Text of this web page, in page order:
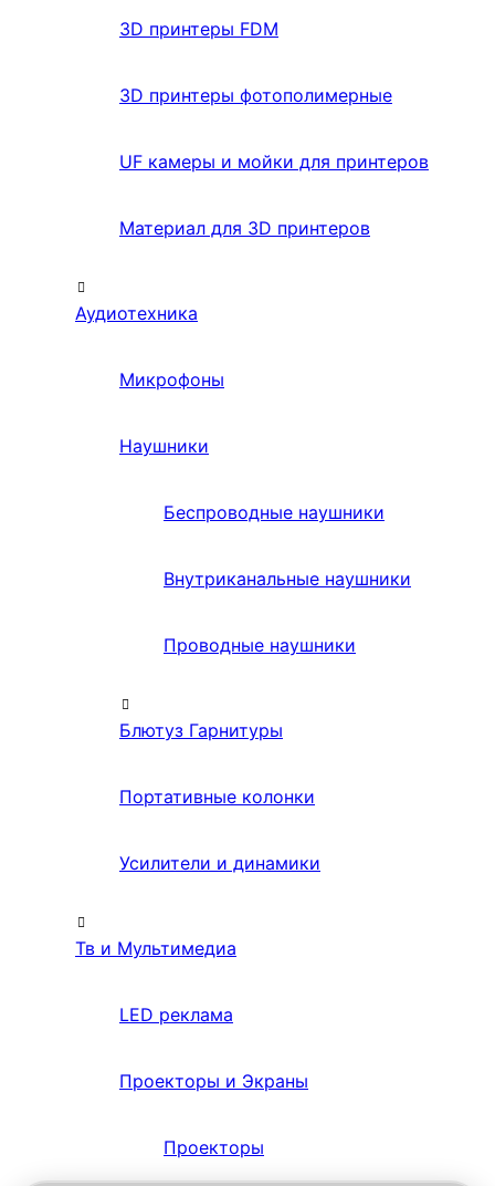
3D принтеры FDM
3D принтеры фотополимерные
UF камеры и мойки для принтеров
Материал для 3D принтеров
Аудиотехника
Микрофоны
Наушники
Беспроводные наушники
Внутриканальные наушники
Проводные наушники
Блютуз Гарнитуры
Портативные колонки
Усилители и динамики
Тв и Мультимедиа
LED реклама
Проекторы и Экраны
Проекторы